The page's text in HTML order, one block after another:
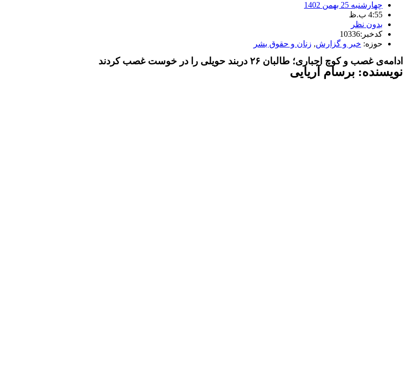
چهارشنبه 25 بهمن 1402
4:55 ب.ظ
بدون نظر
کدخبر:10336
حوزه: خبر و گزارش, زنان و حقوق بشر
ادامه‌ی غصب و کوچ اجباری؛ طالبان ۲۶ دربند حویلی را در خوست غصب کردند
نویسنده: برسام آریایی